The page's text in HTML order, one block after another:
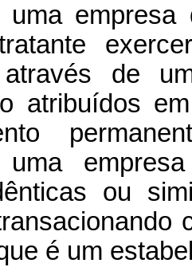
uma
através de
atribuídos
uma
ou
é um